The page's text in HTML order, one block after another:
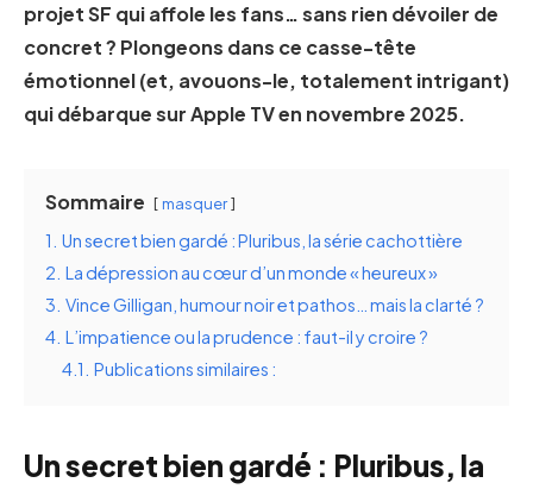
projet SF qui affole les fans… sans rien dévoiler de
concret ? Plongeons dans ce casse-tête
émotionnel (et, avouons-le, totalement intrigant)
qui débarque sur Apple TV en novembre 2025.
Sommaire masquer
1. Un secret bien gardé : Pluribus, la série cachottière
2. La dépression au cœur d’un monde « heureux »
3. Vince Gilligan, humour noir et pathos… mais la clarté ?
4. L’impatience ou la prudence : faut-il y croire ?
4.1. Publications similaires :
Un secret bien gardé : Pluribus, la